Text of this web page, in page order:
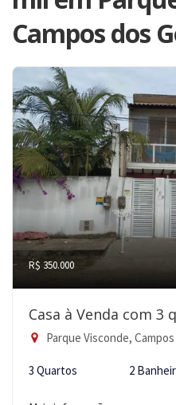
Campos dos
R$ 350.000
Casa à Venda com 3
Parque Visconde,
3 Quartos 2